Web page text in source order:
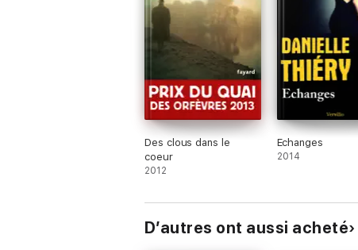
Des clous dans le
coeur
2012
Echanges
2014
D’autres ont aussi acheté